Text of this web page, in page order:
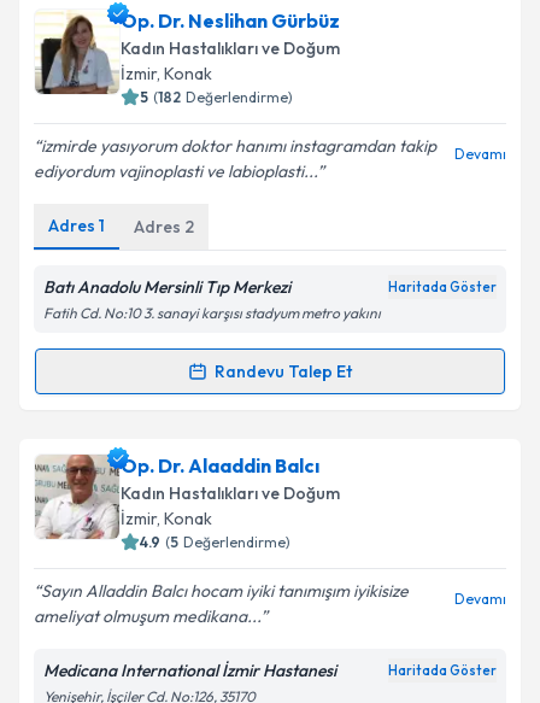
takvim hazırlandığında e-posta ile bilgilendireceğiz.
E-posta Adresiniz
Kişisel verilerimin işlenmesine ilişkin
kapsamda işlenmesini kabul ediyorum.
Takvim Talebini Gönder
Op. Dr. Neslihan Gürbüz
Kadın Hastalıkları ve Doğum
İzmir, Konak
5 (182 Değerlendirme)
izmirde yasıyorum doktor hanımı instagramdan takip
ediyordum vajinoplasti ve labioplasti...
Devamı
Adres 1 Adres 2
Batı Anadolu Mersinli Tıp Merkezi Haritada Göster
Fatih Cd. No:10 3. sanayi karşısı stadyum metro yakını
Randevu Talep Et
Randevu Takvimi Talebi
Op. Dr. Neslihan Gürbüziçin randevu takvimi talebi
oluşturun. Size bu uzmandan randevu almanız için bir
takvim hazırlandığında e-posta ile bilgilendireceğiz.
Kişisel verilerimin işlenmesine ilişkin
Aydınlatma
Op. Dr. Alaaddin Balcı
Kadın Hastalıkları ve Doğum
İzmir, Konak
4.9 (5 Değerlendirme)
Sayın Alladdin Balcı hocam iyiki tanımışım iyikisize
ameliyat olmuşum medikana...
Devamı
Medicana International İzmir Hastanesi Haritada Göster
Yenişehir, İşçiler Cd. No:126, 35170